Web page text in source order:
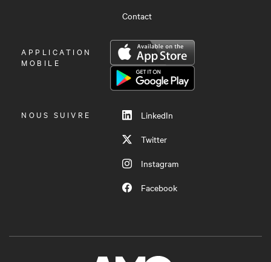
Contact
OUVRIR
LE
APPLICATION
MOBILE
NOUS SUIVRE
LinkedIn
Twitter
Instagram
Facebook